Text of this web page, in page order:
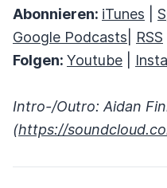
Abonnieren: iTunes
Google Podcasts
RSS
Folgen: Youtube
Intro-/Outro: Aidan
(https://